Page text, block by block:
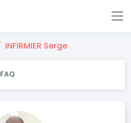
INFIRMIER Serge
FAQ